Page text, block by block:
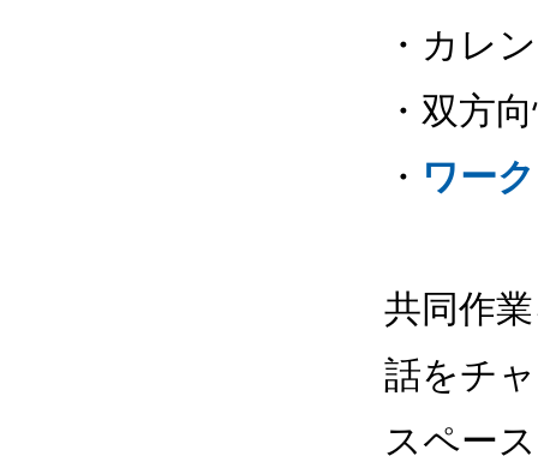
・カレ
・双方
・ ワー
共同作
話をチ
スペー